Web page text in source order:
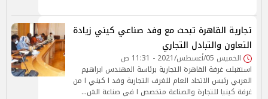
تجارية القاهرة تبحث مع وفد صناعي كيني زيادة
التعاون والتبادل التجاري
الخميس 05/أغسطس/2021 - 11:31 ص
استقبلت غرفة القاهرة التجارية برئاسة المهندس ابراهيم
العربي رئيس الاتحاد العام للغرف التجارية وفد ا كيني ا من
غرفة كينيا للتجارة والصناعة متخصص ا في صناعة الش…